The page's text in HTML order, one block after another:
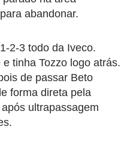
abandonar.
2-3 todo da Iveco.
tinha Tozzo logo atrás.
de passar Beto
forma direta pela
ultrapassagem